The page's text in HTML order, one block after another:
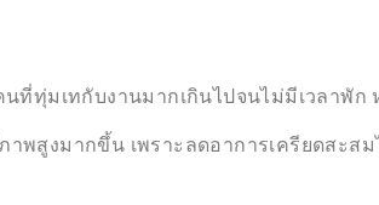
ที่ทุ่มเทกับงานมากเกินไปจนไม่มีเวลาพั
สูงมากขึ้น เพราะลดอาการเครียดสะสม